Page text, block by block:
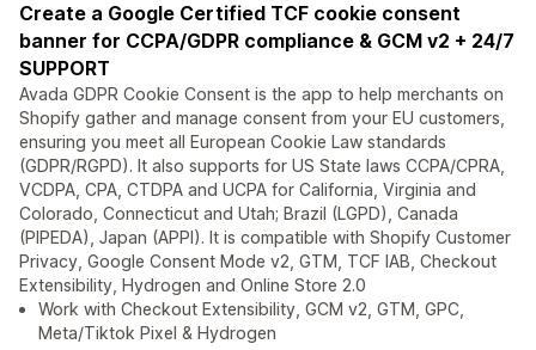
Create a Google Certified TCF cookie consent
banner for CCPA/GDPR compliance & GCM v2 + 24/7
SUPPORT
Avada GDPR Cookie Consent is the app to help merchants on
Shopify gather and manage consent from your EU customers,
ensuring you meet all European Cookie Law standards
(GDPR/RGPD). It also supports for US State laws CCPA/CPRA,
VCDPA, CPA, CTDPA and UCPA for California, Virginia and
Colorado, Connecticut and Utah; Brazil (LGPD), Canada
(PIPEDA), Japan (APPI). It is compatible with Shopify Customer
Privacy, Google Consent Mode v2, GTM, TCF IAB, Checkout
Extensibility, Hydrogen and Online Store 2.0
Work with Checkout Extensibility, GCM v2, GTM, GPC,
Meta/Tiktok Pixel & Hydrogen